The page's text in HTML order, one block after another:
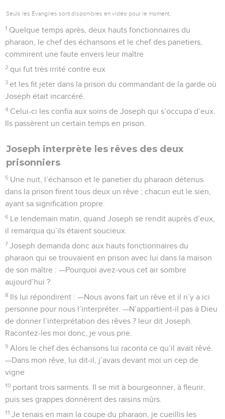
Seuls les Évangiles sont disponibles en vidéo pour le moment.
1 Quelque temps après, deux hauts fonctionnaires du
pharaon, le chef des échansons et le chef des panetiers,
commirent une faute envers leur maître
2 qui fut très irrité contre eux
3 et les fit jeter dans la prison du commandant de la garde où
Joseph était incarcéré.
4 Celui-ci les confia aux soins de Joseph qui s’occupa d’eux.
Ils passèrent un certain temps en prison.
Joseph interprète les rêves des deux
prisonniers
5 Une nuit, l’échanson et le panetier du pharaon détenus
dans la prison firent tous deux un rêve ; chacun eut le sien,
ayant sa signification propre.
6 Le lendemain matin, quand Joseph se rendit auprès d’eux,
il remarqua qu’ils étaient soucieux.
7 Joseph demanda donc aux hauts fonctionnaires du
pharaon qui se trouvaient en prison avec lui dans la maison
de son maître : —Pourquoi avez-vous cet air sombre
aujourd’hui ?
8 Ils lui répondirent : —Nous avons fait un rêve et il n’y a ici
personne pour nous l’interpréter. —N’appartient-il pas à Dieu
de donner l’interprétation des rêves ? leur dit Joseph.
Racontez-les moi donc, je vous prie.
9 Alors le chef des échansons lui raconta ce qu’il avait rêvé.
—Dans mon rêve, lui dit-il, j’avais devant moi un cep de
vigne
10 portant trois sarments. Il se mit à bourgeonner, à fleurir,
puis ses grappes donnèrent des raisins mûrs.
11 Je tenais en main la coupe du pharaon, je cueillis les